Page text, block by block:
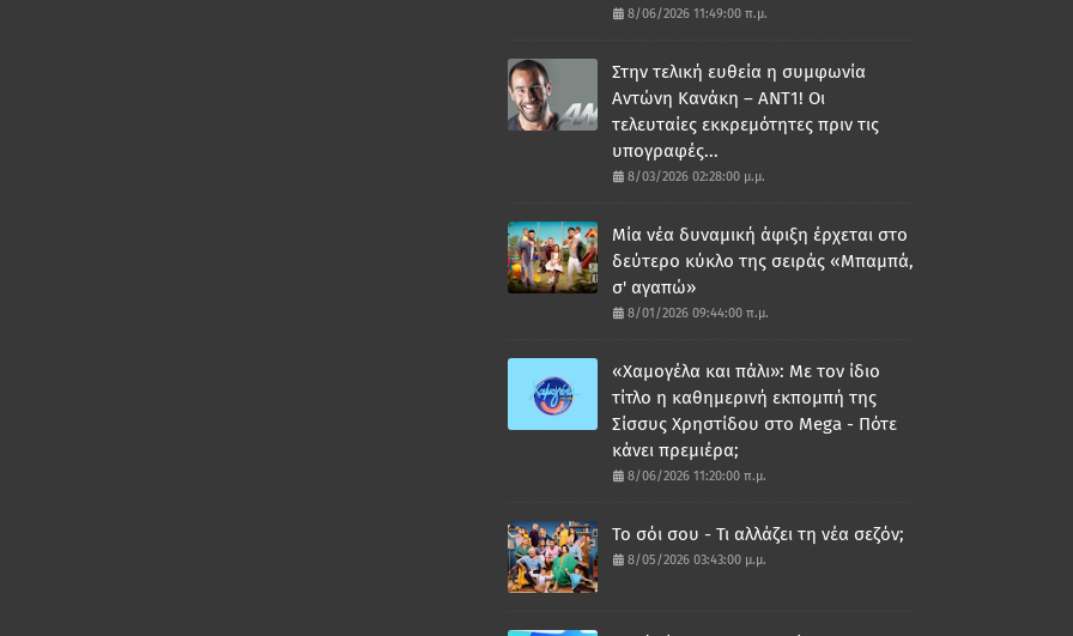
8/06/2026 11:49:00 π.μ.
Στην τελική ευθεία η συμφωνία
Αντώνη Κανάκη – ΑΝΤ1! Οι
τελευταίες εκκρεμότητες πριν τις
υπογραφές...
8/03/2026 02:28:00 μ.μ.
Μία νέα δυναμική άφιξη έρχεται στο
δεύτερο κύκλο της σειράς «Μπαμπά,
σ' αγαπώ»
8/01/2026 09:44:00 π.μ.
«Χαμογέλα και πάλι»: Με τον ίδιο
τίτλο η καθημερινή εκπομπή της
Σίσσυς Χρηστίδου στο Mega - Πότε
κάνει πρεμιέρα;
8/06/2026 11:20:00 π.μ.
Το σόι σου - Τι αλλάζει τη νέα σεζόν;
8/05/2026 03:43:00 μ.μ.